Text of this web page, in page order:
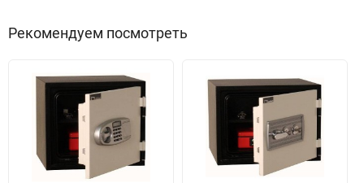
Рекомендуем посмотреть